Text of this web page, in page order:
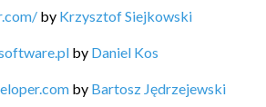
by Krzysztof Siejkowski
by Daniel Kos
by Bartosz Jędrzejewski